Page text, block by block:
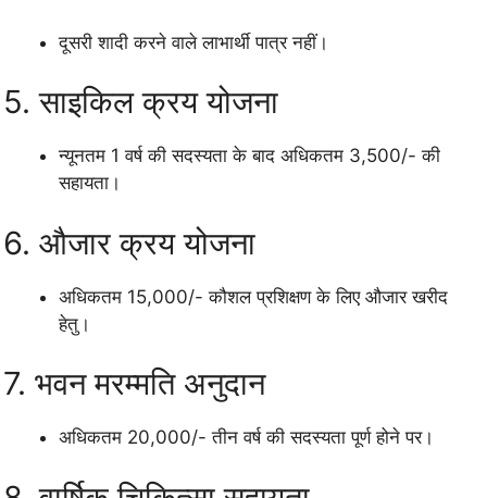
दूसरी शादी करने वाले लाभार्थी पात्र नहीं।
5. साइकिल क्रय योजना
न्यूनतम 1 वर्ष की सदस्यता के बाद अधिकतम 3,500/- की
सहायता।
6. औजार क्रय योजना
अधिकतम 15,000/- कौशल प्रशिक्षण के लिए औजार खरीद
हेतु।
7. भवन मरम्मति अनुदान
अधिकतम 20,000/- तीन वर्ष की सदस्यता पूर्ण होने पर।